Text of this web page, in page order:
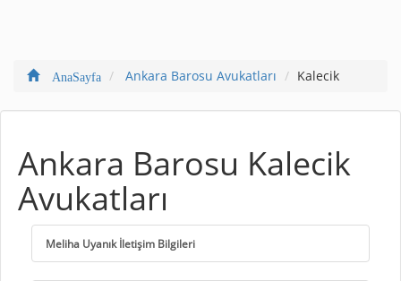
AnaSayfa Ankara Barosu Avukatları Kalecik
Ankara Barosu Kalecik
Avukatları
Meliha Uyanık İletişim Bilgileri